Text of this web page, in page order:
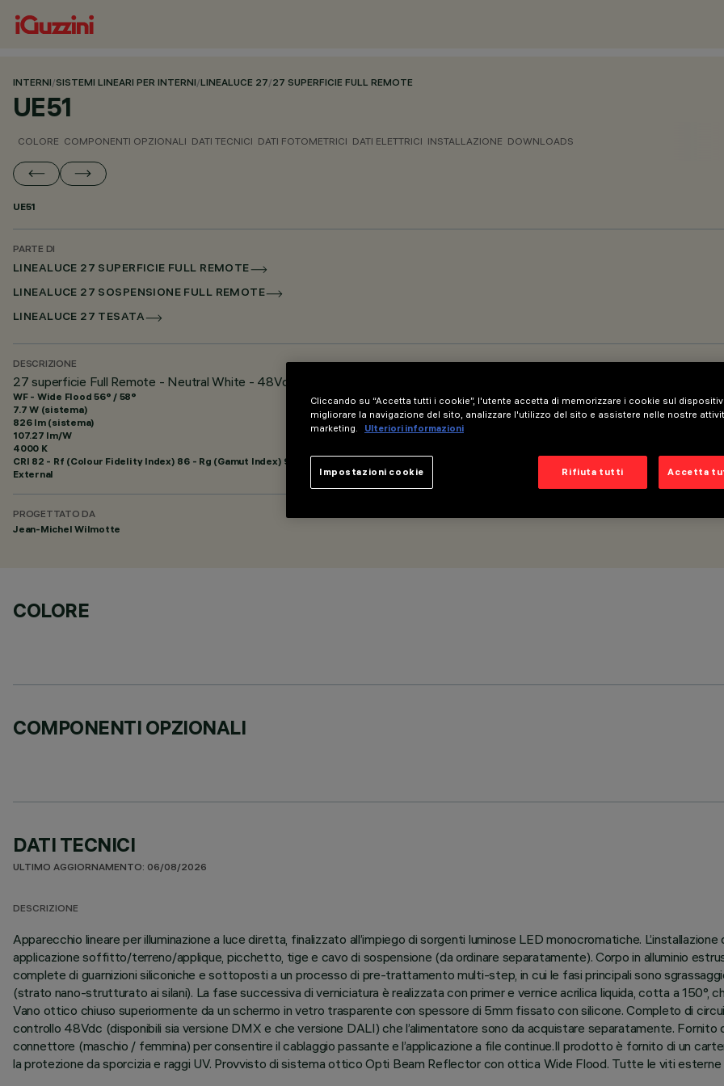
INTERNI/SISTEMI LINEARI PER INTERNI/LINEALUCE 27/27 SUPERFICIE FULL REMOTE
UE51
COLORE COMPONENTI OPZIONALI DATI TECNICI DATI FOTOMETRICI DATI ELETTRICI INSTALLAZIONE DOWNLOADS
UE51
PARTE DI
LINEALUCE 27 SUPERFICIE FULL REMOTE
LINEALUCE 27 SOSPENSIONE FULL REMOTE
LINEALUCE 27 TESATA
DESCRIZIONE
27 superficie Full Remote - Neutral White - 48Vdc - L=625mm - Ottica Wide Flood
WF - Wide Flood 56° / 58°
7.7 W (sistema)
826 lm (sistema)
107.27 lm/W
4000 K
CRI 82 - Rf (Colour Fidelity Index) 86 - Rg (Gamut Index) 95
External
PROGETTATO DA
Jean-Michel Wilmotte
COLORE
COMPONENTI OPZIONALI
DATI TECNICI
ULTIMO AGGIORNAMENTO: 06/08/2026
DESCRIZIONE
Apparecchio lineare per illuminazione a luce diretta, finalizzato all’impiego di sorgenti luminose LED monocromatiche.
applicazione soffitto/terreno/applique, picchetto, tige e cavo di sospensione (da ordinare separatamente). Corpo in alluminio
complete di guarnizioni siliconiche e sottoposti a un processo di pre-trattamento multi-step, in cui le fasi principali sono
(strato nano-strutturato ai silani). La fase successiva di verniciatura è realizzata con primer e vernice acrilica liquida, cotta a 150°,
Vano ottico chiuso superiormente da un schermo in vetro trasparente con spessore di 5mm fissato con silicone. Completo di
controllo 48Vdc (disponibili sia versione DMX e che versione DALI) che l’alimentatore sono da acquistare separatamente.
connettore (maschio / femmina) per consentire il cablaggio passante e l’applicazione a file continue.Il prodotto è fornito di un
la protezione da sporcizia e raggi UV. Provvisto di sistema ottico Opti Beam Reflector con ottica Wide Flood. Tutte le viti esterne
Cliccando su “Accetta tutti i cookie”, l'utente accetta di memorizzare i cookie sul
migliorare la navigazione del sito, analizzare l'utilizzo del sito e assistere nelle nostre
marketing.
Ulteriori informazioni
Rifiuta tutti Accetta
Impostazioni cookie